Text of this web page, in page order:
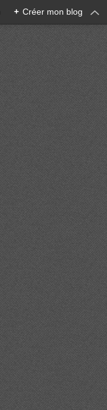
+ Créer mon blog